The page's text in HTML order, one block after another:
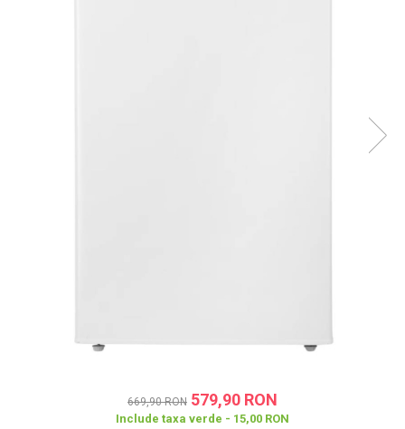
669,90 RON 579,90 RON
Include taxa verde - 15,00 RON